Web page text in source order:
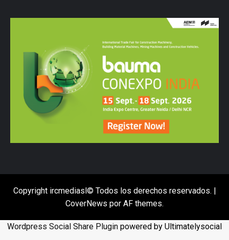
Copyright ircmediasl© Todos los derechos reservados. |
CoverNews por AF themes.
Wordpress Social Share Plugin powered by Ultimatelysocial